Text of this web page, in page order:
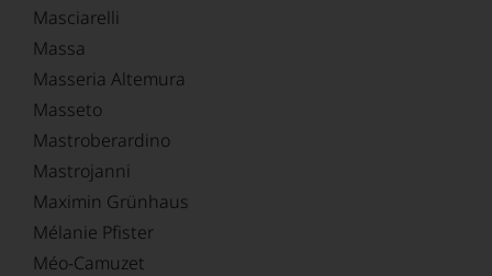
Masciarelli
Massa
Masseria Altemura
Masseto
Mastroberardino
Mastrojanni
Maximin Grünhaus
Mélanie Pfister
Méo-Camuzet